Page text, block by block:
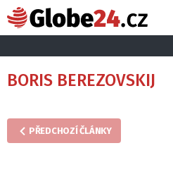
BORIS BEREZOVSKIJ
PŘEDCHOZÍ ČLÁNKY